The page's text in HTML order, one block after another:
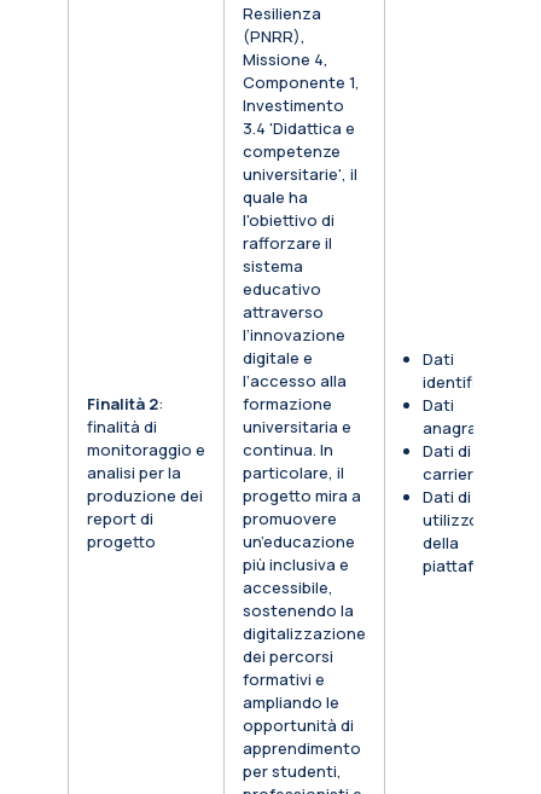
Finalità 2:
finalità di
monitoraggio e
analisi per la
produzione dei
report di
progetto
Resilienza
(PNRR),
Missione 4,
Componente 1,
Investimento
3.4 'Didattica e
competenze
universitarie', il
quale ha
l'obiettivo di
rafforzare il
sistema
educativo
attraverso
l’innovazione
digitale e
l’accesso alla
formazione
universitaria e
continua. In
particolare, il
progetto mira a
promuovere
un’educazione
più inclusiva e
accessibile,
sostenendo la
digitalizzazione
dei percorsi
formativi e
ampliando le
opportunità di
apprendimento
per studenti,
Dati
identificativi
Dati
anagrafici
Dati di
carriera
Dati di
utilizzo
della
piattaforma